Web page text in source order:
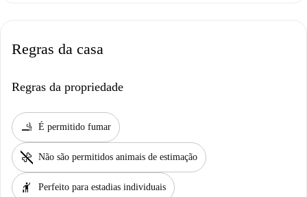
Regras da casa
Regras da propriedade
smoking_rooms É permitido fumar
pet_supplies Não são permitidos animais de estimação
hail Perfeito para estadias individuais